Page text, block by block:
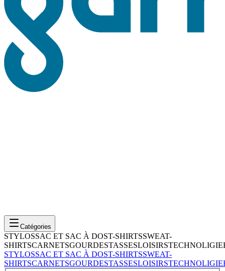
Catégories
STYLOSSAC ET SAC À DOST-SHIRTSSWEAT-
SHIRTSCARNETSGOURDESTASSESLOISIRSTECHNOLIGIE
STYLOSSAC ET SAC À DOST-SHIRTSSWEAT-
SHIRTSCARNETSGOURDESTASSESLOISIRSTECHNOLIGIE